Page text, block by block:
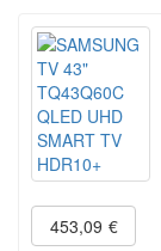
453,09 €